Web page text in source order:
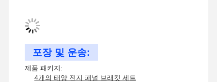
사건
지진용 목걸이
솔리드 스트루트 채널
포장 및 운송:
제품 패키지:
4개의 태양 전지 패널 브래킷 세트